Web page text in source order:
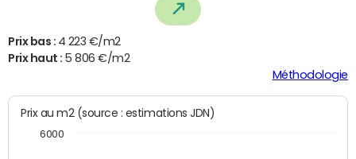
Prix bas : 4 223 €/m2
Prix haut : 5 806 €/m2
Méthodologie
Prix au m2 (source : estimations JDN)
6000